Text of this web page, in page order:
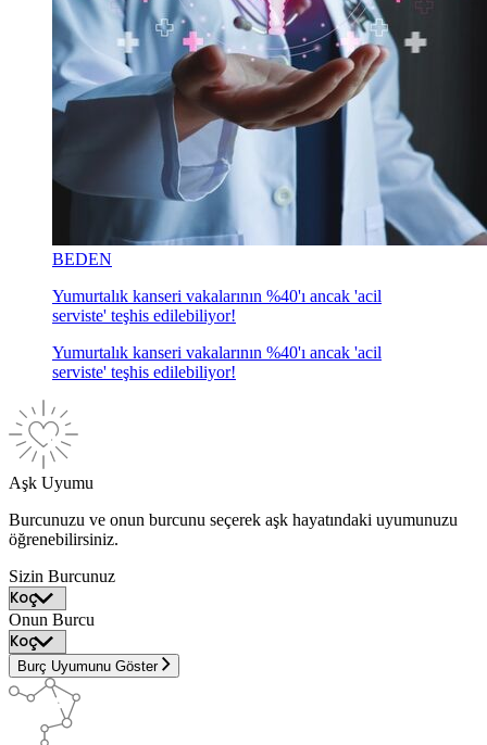
BEDEN
Yumurtalık kanseri vakalarının %40'ı ancak 'acil
serviste' teşhis edilebiliyor!
Yumurtalık kanseri vakalarının %40'ı ancak 'acil
serviste' teşhis edilebiliyor!
Aşk Uyumu
Burcunuzu ve onun burcunu seçerek aşk hayatındaki uyumunuzu
öğrenebilirsiniz.
Sizin Burcunuz
Onun Burcu
Burç Uyumunu Göster